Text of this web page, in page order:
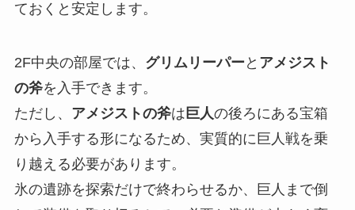
ておくと安定します。
2F中央の部屋では、 グリムリーパー と アメジスト
の斧を入手できます。
ただし、 アメジストの斧は 巨人の後ろにある宝箱
から入手する形になるため、実質的に巨人戦を乗
り越える必要があります。
氷の遺跡を探索だけで終わらせるか、巨人まで倒